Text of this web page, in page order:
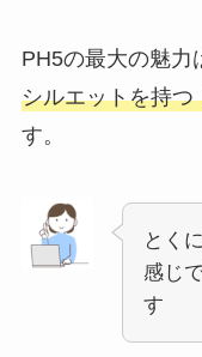
PH5の最大の魅力
シルエットを持つ
す。
とく
感じ
す